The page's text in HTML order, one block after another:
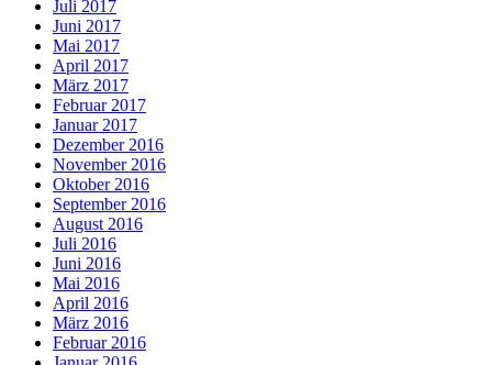
Juli 2017
Juni 2017
Mai 2017
April 2017
März 2017
Februar 2017
Januar 2017
Dezember 2016
November 2016
Oktober 2016
September 2016
August 2016
Juli 2016
Juni 2016
Mai 2016
April 2016
März 2016
Februar 2016